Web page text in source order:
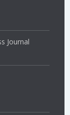
Journal